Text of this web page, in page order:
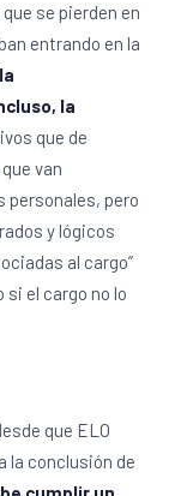
se pierden en
entrando en la
la
que de
van
personales, pero
y lógicos
al cargo”
si el cargo no lo
que ELO
la conclusión de